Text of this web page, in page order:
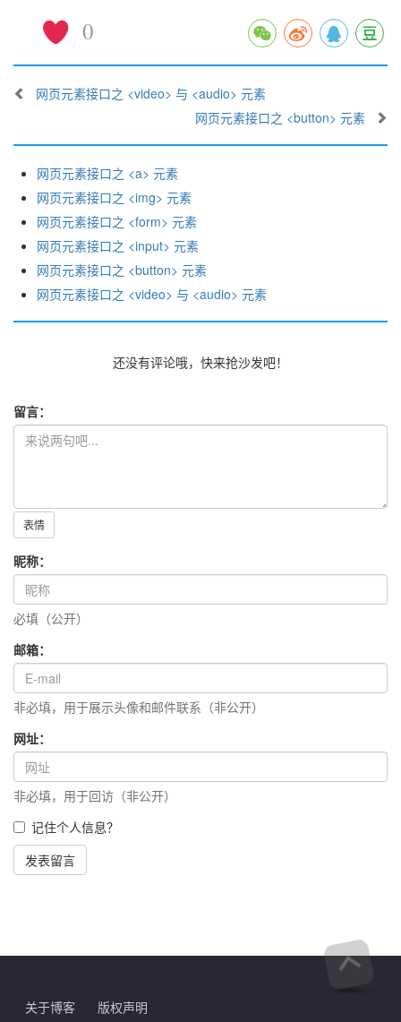
0
网页元素接口之 <video> 与 <audio> 元素
网页元素接口之 <button> 元素
网页元素接口之 <a> 元素
网页元素接口之 <img> 元素
网页元素接口之 <form> 元素
网页元素接口之 <input> 元素
网页元素接口之 <button> 元素
网页元素接口之 <video> 与 <audio> 元素
还没有评论哦，快来抢沙发吧！
留言：
表情
昵称：
必填（公开）
邮箱：
非必填，用于展示头像和邮件联系（非公开）
网址：
非必填，用于回访（非公开）
记住个人信息？
发表留言
关于博客 版权声明